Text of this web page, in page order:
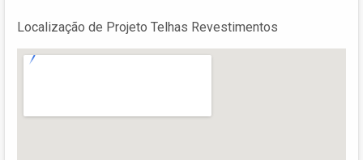
Localização de Projeto Telhas Revestimentos